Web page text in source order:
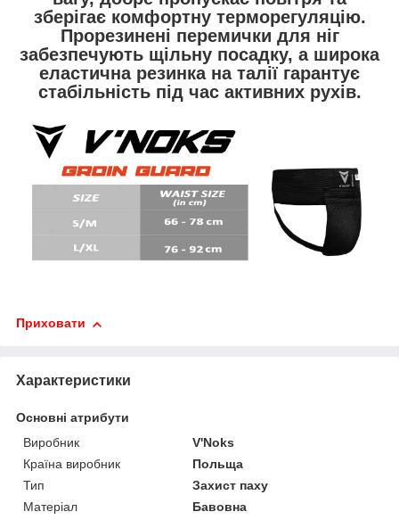
зберігає комфортну терморегуляцію.
Прорезинені перемички для ніг
забезпечують щільну посадку, а широка
еластична резинка на талії гарантує
стабільність під час активних рухів.
Приховати
Характеристики
Основні атрибути
Виробник
V'Noks
Країна виробник
Польща
Тип
Захист паху
Матеріал
Бавовна